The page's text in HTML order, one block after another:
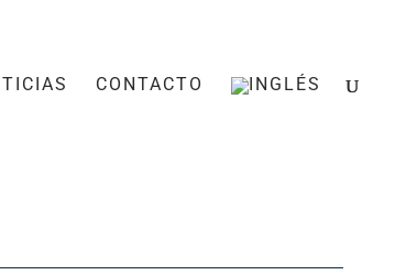
CONTACTO